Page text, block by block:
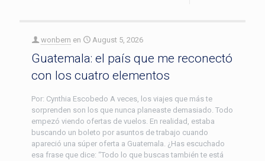
wonbern en August 5, 2026
Guatemala: el país que me reconectó
con los cuatro elementos
Por: Cynthia Escobedo A veces, los viajes que más te
sorprenden son los que nunca planeaste demasiado. Todo
empezó viendo ofertas de vuelos. En realidad, estaba
buscando un boleto por asuntos de trabajo cuando
apareció una súper oferta a Guatemala. ¿Has escuchado
esa frase que dice: “Todo lo que buscas también te está